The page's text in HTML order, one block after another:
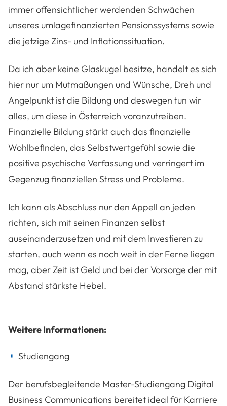
immer offensichtlicher werdenden Schwächen
unseres umlagefinanzierten Pensionssystems sowie
die jetzige Zins- und Inflationssituation.
Da ich aber keine Glaskugel besitze, handelt es sich
hier nur um Mutmaßungen und Wünsche, Dreh und
Angelpunkt ist die Bildung und deswegen tun wir
alles, um diese in Österreich voranzutreiben.
Finanzielle Bildung stärkt auch das finanzielle
Wohlbefinden, das Selbstwertgefühl sowie die
positive psychische Verfassung und verringert im
Gegenzug finanziellen Stress und Probleme.
Ich kann als Abschluss nur den Appell an jeden
richten, sich mit seinen Finanzen selbst
auseinanderzusetzen und mit dem Investieren zu
starten, auch wenn es noch weit in der Ferne liegen
mag, aber Zeit ist Geld und bei der Vorsorge der mit
Abstand stärkste Hebel.
Weitere Informationen:
Studiengang
Der berufsbegleitende Master-Studiengang Digital
Business Communications bereitet ideal für Karriere